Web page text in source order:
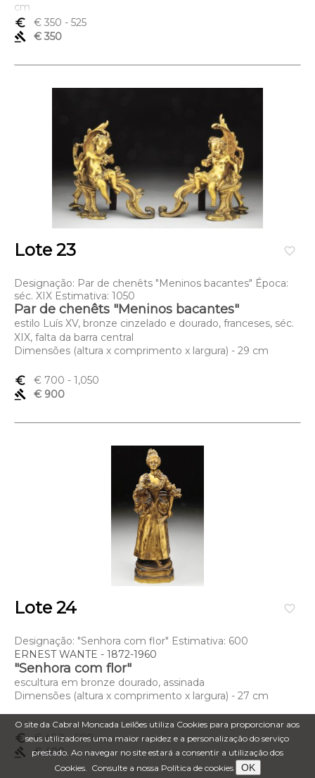
O site da Cabral Moncada Leilões utiliza Cookies para proporcionar aos
seus utilizadores uma maior rapidez e a personalização do serviço
prestado. Ao navegar no site estará a consentir a utilização dos
Cookies.
Consulte a nossa Política de cookies OK
cm
euro_symbol
€ 350 - 525
gavel
€ 350
favorite_border
Lote 23
Designação: Par de chenêts "Meninos bacantes" Época:
séc. XIX Estimativa: 1050
Par de chenêts "Meninos bacantes"
estilo Luís XV, bronze cinzelado e dourado, franceses, séc.
XIX, falta da barra central
Dimensões (altura x comprimento x largura) - 29 cm
euro_symbol € 700 - 1,050
gavel
€ 900
favorite_border
Lote 24
Designação: "Senhora com flor" Estimativa: 600
ERNEST WANTE - 1872-1960
"Senhora com flor"
escultura em bronze dourado, assinada
Dimensões (altura x comprimento x largura) - 27 cm
euro_symbol € 400- 600
gavel
€ 400